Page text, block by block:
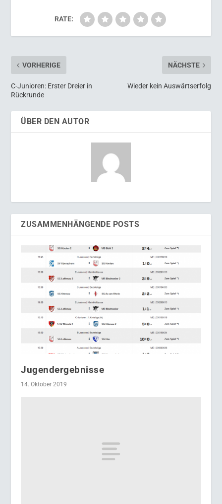
RATE:
VORHERIGE
C-Junioren: Erster Dreier in
Rückrunde
NÄCHSTE
Wieder kein Auswärtserfolg
ÜBER DEN AUTOR
ZUSAMMENHÄNGENDE POSTS
Jugendergebnisse
14. Oktober 2019